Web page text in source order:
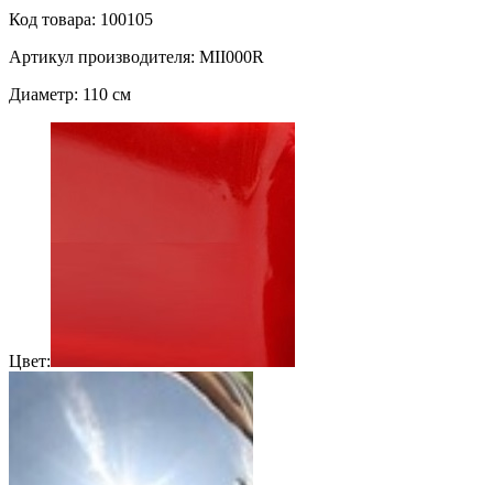
Код товара: 100105
Артикул производителя: MII000R
Диаметр: 110 см
Цвет: